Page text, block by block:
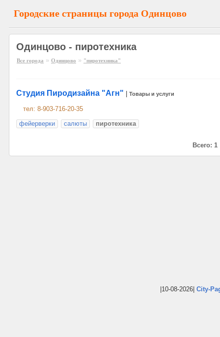
Городские страницы города Одинцово
Одинцово - пиротехника
Все города » Одинцово » "пиротехника"
Студия Пиродизайна "Агн" Товары и услуги
тел: 8-903-716-20-35
фейерверки
салюты пиротехника
Всего: 1
|10-08-2026| City-